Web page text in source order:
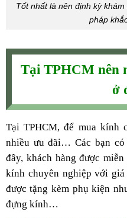
Tốt nhất là nên định kỳ
pháp
Tại TPHCM nên
ở
Tại TPHCM, để mua kính
nhiều ưu đãi… Các bạn
đây, khách hàng được
kính chuyên nghiệp với giá
được tặng kèm phụ kiện
đựng kính…